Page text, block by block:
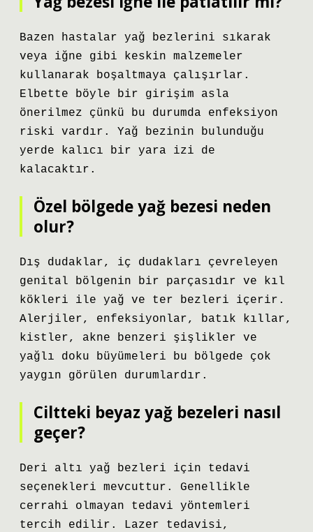
Bazen hastalar yağ bezlerini sıkarak
veya iğne gibi keskin malzemeler
kullanarak boşaltmaya çalışırlar.
Elbette böyle bir girişim asla
önerilmez çünkü bu durumda enfeksiyon
riski vardır. Yağ bezinin bulunduğu
yerde kalıcı bir yara izi de
kalacaktır.
Özel bölgede yağ bezesi neden
olur?
Dış dudaklar, iç dudakları çevreleyen
genital bölgenin bir parçasıdır ve kıl
kökleri ile yağ ve ter bezleri içerir.
Alerjiler, enfeksiyonlar, batık kıllar,
kistler, akne benzeri şişlikler ve
yağlı doku büyümeleri bu bölgede çok
yaygın görülen durumlardır.
Ciltteki beyaz yağ bezeleri nasıl
geçer?
Deri altı yağ bezleri için tedavi
seçenekleri mevcuttur. Genellikle
cerrahi olmayan tedavi yöntemleri
tercih edilir. Lazer tedavisi,